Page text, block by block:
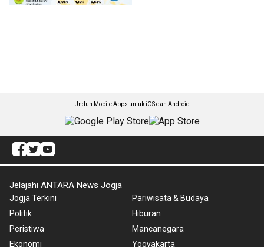
Unduh Mobile Apps untuk iOS dan Android
Jelajahi ANTARA News Jogja
Jogja Terkini
Politik
Peristiwa
Ekonomi
Pariwisata & Budaya
Hiburan
Mancanegara
Yogyakarta